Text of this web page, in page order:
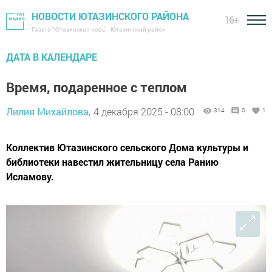
НОВОСТИ ЮТАЗИНСКОГО РАЙОНА
Газета "Ютазинская новь" - Ютазинский район
16+
ДАТА В КАЛЕНДАРЕ
Время, подаренное с теплом
Лилия Михайлова, 4 декабря 2025 - 08:00 314 0 1
Коллектив Ютазинского сельского Дома культуры и
библиотеки навестил жительницу села Ранию
Исламову.